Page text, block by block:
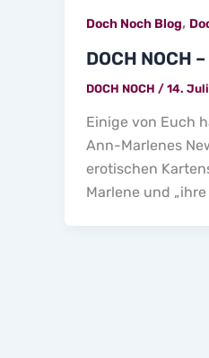
Doch Noch Blog,
DOCH NOCH
DOCH NOCH / 14.
Einige von Euch
Ann-Marlenes
erotischen
Marlene und